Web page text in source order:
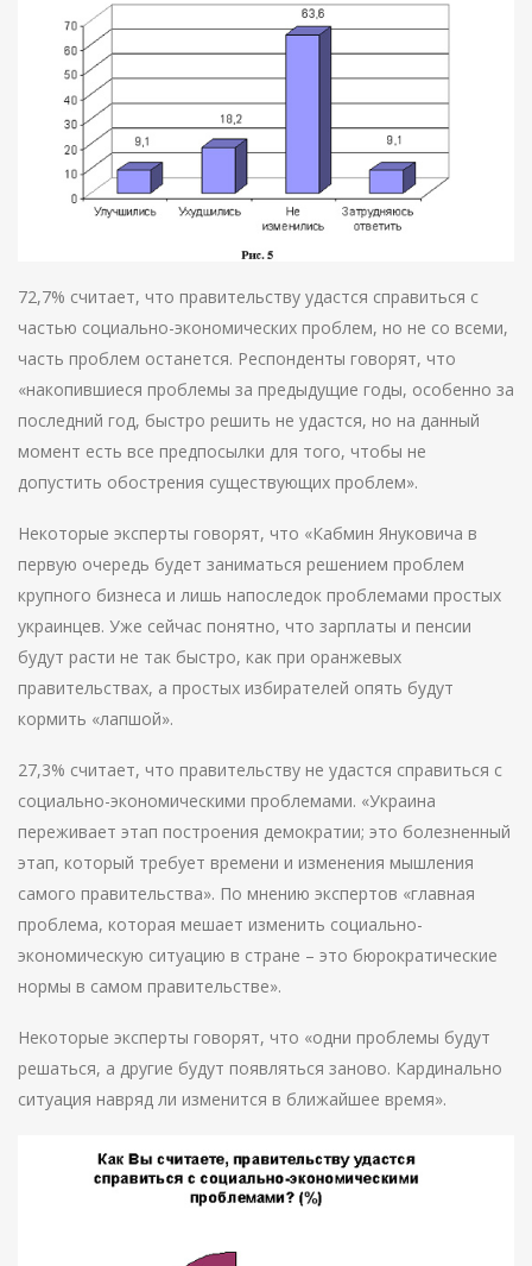
72,7% считает, что правительству удастся справиться с
частью социально-экономических проблем, но не со всеми,
часть проблем останется. Респонденты говорят, что
«накопившиеся проблемы за предыдущие годы, особенно за
последний год, быстро решить не удастся, но на данный
момент есть все предпосылки для того, чтобы не
допустить обострения существующих проблем».
Некоторые эксперты говорят, что «Кабмин Януковича в
первую очередь будет заниматься решением проблем
крупного бизнеса и лишь напоследок проблемами простых
украинцев. Уже сейчас понятно, что зарплаты и пенсии
будут расти не так быстро, как при оранжевых
правительствах, а простых избирателей опять будут
кормить «лапшой».
27,3% считает, что правительству не удастся справиться с
социально-экономическими проблемами. «Украина
переживает этап построения демократии; это болезненный
этап, который требует времени и изменения мышления
самого правительства». По мнению экспертов «главная
проблема, которая мешает изменить социально-
экономическую ситуацию в стране – это бюрократические
нормы в самом правительстве».
Некоторые эксперты говорят, что «одни проблемы будут
решаться, а другие будут появляться заново. Кардинально
ситуация навряд ли изменится в ближайшее время».